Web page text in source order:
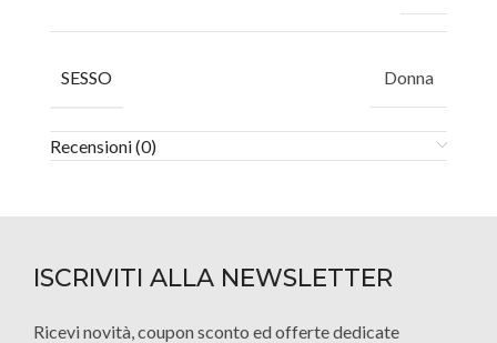
SESSO Donna
Recensioni (0)
ISCRIVITI ALLA NEWSLETTER
Ricevi novità, coupon sconto ed offerte dedicate